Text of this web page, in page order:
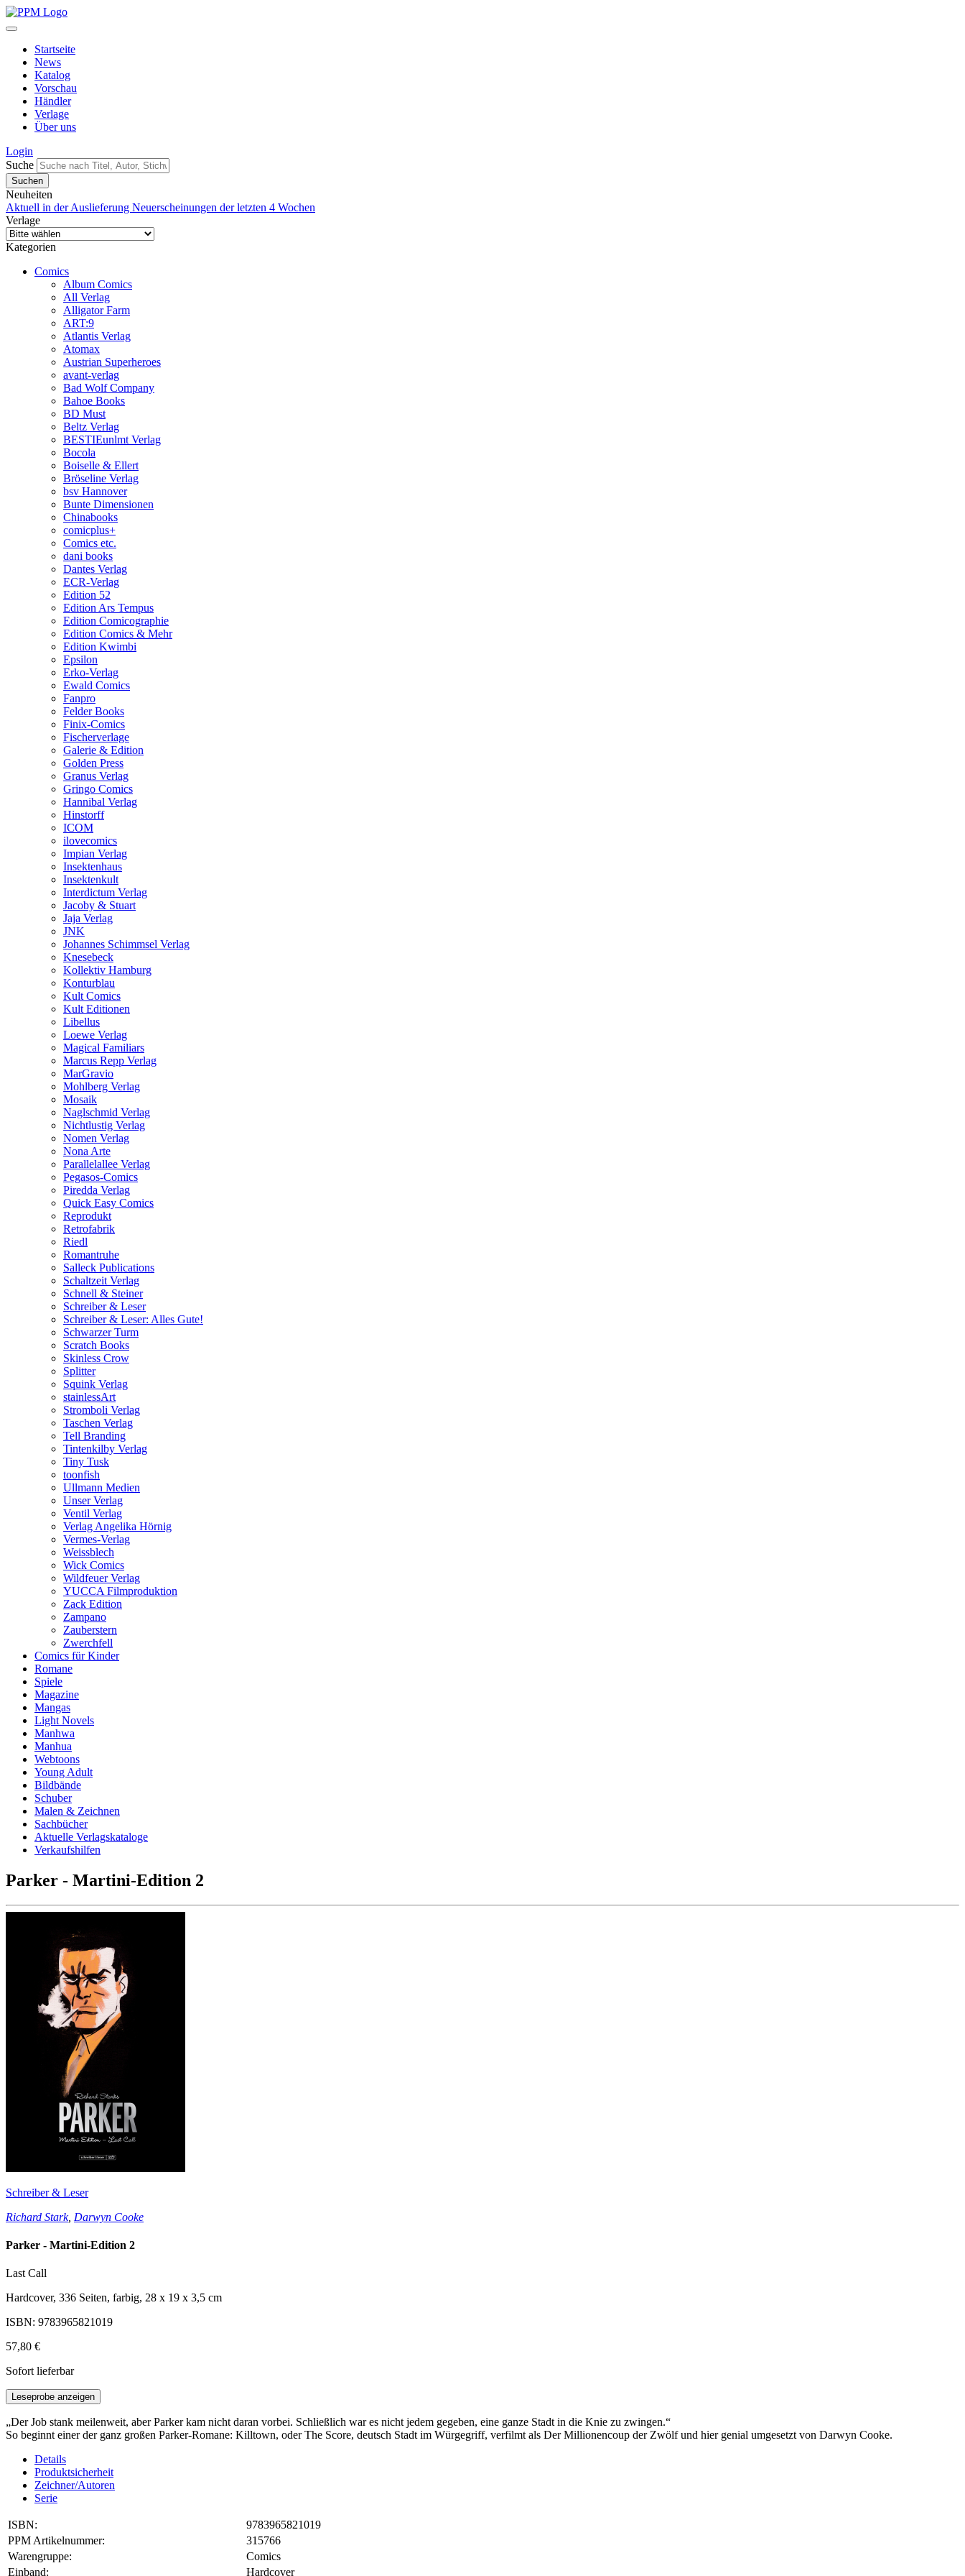
Startseite
News
Katalog
Vorschau
Händler
Verlage
Über uns
Login
Suche
Neuheiten
Aktuell in der Auslieferung Neuerscheinungen der letzten 4 Wochen
Verlage
Kategorien
Comics
Album Comics
All Verlag
Alligator Farm
ART:9
Atlantis Verlag
Atomax
Austrian Superheroes
avant-verlag
Bad Wolf Company
Bahoe Books
BD Must
Beltz Verlag
BESTIEunlmt Verlag
Bocola
Boiselle & Ellert
Bröseline Verlag
bsv Hannover
Bunte Dimensionen
Chinabooks
comicplus+
Comics etc.
dani books
Dantes Verlag
ECR-Verlag
Edition 52
Edition Ars Tempus
Edition Comicographie
Edition Comics & Mehr
Edition Kwimbi
Epsilon
Erko-Verlag
Ewald Comics
Fanpro
Felder Books
Finix-Comics
Fischerverlage
Galerie & Edition
Golden Press
Granus Verlag
Gringo Comics
Hannibal Verlag
Hinstorff
ICOM
ilovecomics
Impian Verlag
Insektenhaus
Insektenkult
Interdictum Verlag
Jacoby & Stuart
Jaja Verlag
JNK
Johannes Schimmsel Verlag
Knesebeck
Kollektiv Hamburg
Konturblau
Kult Comics
Kult Editionen
Libellus
Loewe Verlag
Magical Familiars
Marcus Repp Verlag
MarGravio
Mohlberg Verlag
Mosaik
Naglschmid Verlag
Nichtlustig Verlag
Nomen Verlag
Nona Arte
Parallelallee Verlag
Pegasos-Comics
Piredda Verlag
Quick Easy Comics
Reprodukt
Retrofabrik
Riedl
Romantruhe
Salleck Publications
Schaltzeit Verlag
Schnell & Steiner
Schreiber & Leser
Schreiber & Leser: Alles Gute!
Schwarzer Turm
Scratch Books
Skinless Crow
Splitter
Squink Verlag
stainlessArt
Stromboli Verlag
Taschen Verlag
Tell Branding
Tintenkilby Verlag
Tiny Tusk
toonfish
Ullmann Medien
Unser Verlag
Ventil Verlag
Verlag Angelika Hörnig
Vermes-Verlag
Weissblech
Wick Comics
Wildfeuer Verlag
YUCCA Filmproduktion
Zack Edition
Zampano
Zauberstern
Zwerchfell
Comics für Kinder
Romane
Spiele
Magazine
Mangas
Light Novels
Manhwa
Manhua
Webtoons
Young Adult
Bildbände
Schuber
Malen & Zeichnen
Sachbücher
Aktuelle Verlagskataloge
Verkaufshilfen
Parker - Martini-Edition 2
Schreiber & Leser
Richard Stark, Darwyn Cooke
Parker - Martini-Edition 2
Last Call
Hardcover, 336 Seiten, farbig, 28 x 19 x 3,5 cm
ISBN: 9783965821019
57,80 €
Sofort lieferbar
Leseprobe anzeigen
„Der Job stank meilenweit, aber Parker kam nicht daran vorbei. Schließlich war es nicht jedem gegeben, eine ganze Stadt in die Knie zu zwingen.“
So beginnt einer der ganz großen Parker-Romane: Killtown, oder The Score, deutsch Stadt im Würgegriff, verfilmt als Der Millionencoup der Zwölf und hier genial umgesetzt von Darwyn Cooke.
Details
Produktsicherheit
Zeichner/Autoren
Serie
ISBN:
9783965821019
PPM Artikelnummer:
315766
Warengruppe:
Comics
Einband:
Hardcover